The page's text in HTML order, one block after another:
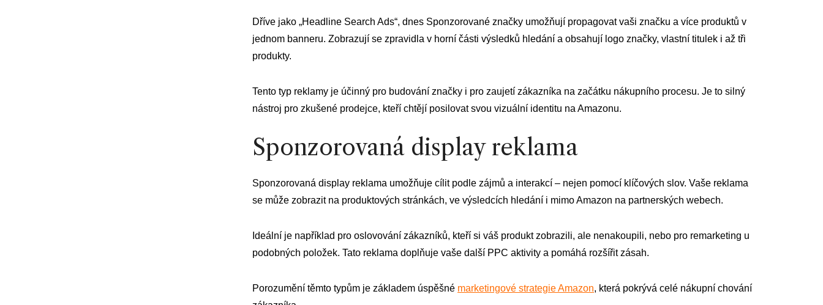
Dříve jako „Headline Search Ads“, dnes Sponzorované značky umožňují propagovat vaši značku a více produktů v
jednom banneru. Zobrazují se zpravidla v horní části výsledků hledání a obsahují logo značky, vlastní titulek i až tři
produkty.
Tento typ reklamy je účinný pro budování značky i pro zaujetí zákazníka na začátku nákupního procesu. Je to silný
nástroj pro zkušené prodejce, kteří chtějí posilovat svou vizuální identitu na Amazonu.
Sponzorovaná display reklama
Sponzorovaná display reklama umožňuje cílit podle zájmů a interakcí – nejen pomocí klíčových slov. Vaše reklama
se může zobrazit na produktových stránkách, ve výsledcích hledání i mimo Amazon na partnerských webech.
Ideální je například pro oslovování zákazníků, kteří si váš produkt zobrazili, ale nenakoupili, nebo pro remarketing u
podobných položek. Tato reklama doplňuje vaše další PPC aktivity a pomáhá rozšířit zásah.
Porozumění těmto typům je základem úspěšné marketingové strategie Amazon, která pokrývá celé nákupní chování